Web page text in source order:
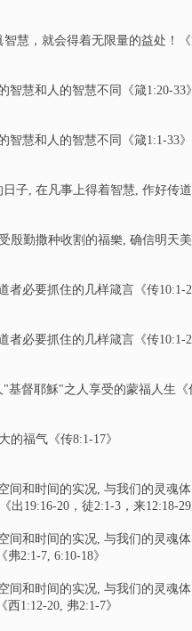
慧，就会得着无限量的益处！
慧和人的智慧不同《箴1:20-33》
慧和人的智慧不同《箴1:1-33》
子, 在凡事上得着智慧, 作好传
殷勤撒种收割的福樂, 确信明天
必要抓住的几样箴言《传10:1-
必要抓住的几样箴言《传10:1-
基督耶穌"之人享受的蒙福人生《
的福气《传8:1-17》
间和时间的实况, 与我们的灵魂
19:16-20，徒2:1-3，来12:18-29
间和时间的实况, 与我们的灵魂
2:1-7, 6:10-18》
间和时间的实况, 与我们的灵魂
1:12-20, 弗2:1-7》